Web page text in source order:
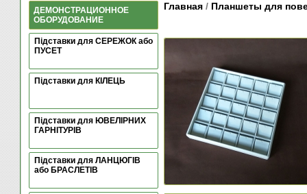
ДЕМОНСТРАЦИОННОЕ
ОБОРУДОВАНИЕ
Підставки для СЕРЕЖОК або
ПУСЕТ
Підставки для КІЛЕЦЬ
Підставки для ЮВЕЛІРНИХ
ГАРНІТУРІВ
Підставки для ЛАНЦЮГІВ
або БРАСЛЕТІВ
Главная / Планшеты для